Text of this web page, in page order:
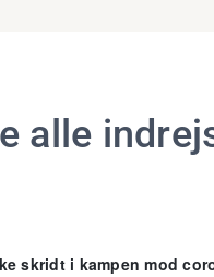
alle
skridt i kampen mod